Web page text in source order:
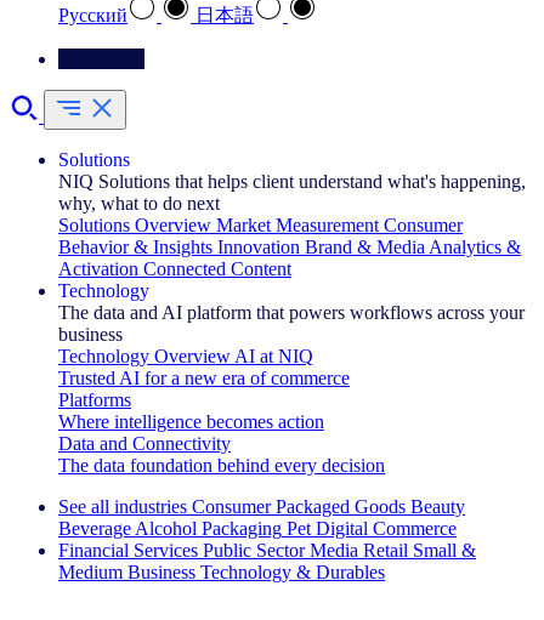
Pусский
日本語
Solutions
NIQ Solutions that helps client understand what's happening,
why, what to do next
Solutions Overview Market Measurement Consumer
Behavior & Insights Innovation Brand & Media Analytics &
Activation Connected Content
Technology
The data and AI platform that powers workflows across your
business
Technology Overview AI at NIQ
Trusted AI for a new era of commerce
Platforms
Where intelligence becomes action
Data and Connectivity
The data foundation behind every decision
See all industries Consumer Packaged Goods Beauty
Beverage Alcohol Packaging Pet Digital Commerce
Financial Services Public Sector Media Retail Small &
Medium Business Technology & Durables